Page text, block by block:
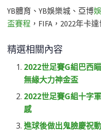
YB體育、YB娛樂城、亞博
盃賽程 ，FIFA，2022年卡
精選相關內容
2022世足賽G組巴西
無緣大力神金盃
2022世足賽G組十字
感
進球後做出鬼臉慶祝